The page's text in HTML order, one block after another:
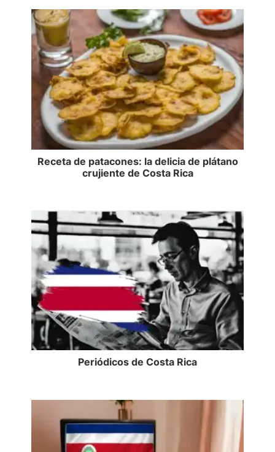
Receta de patacones: la delicia de plátano
crujiente de Costa Rica
Periódicos de Costa Rica